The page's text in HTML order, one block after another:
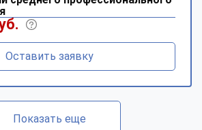
Оставить заявку
Показать еще